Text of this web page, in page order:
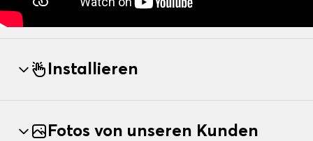
Installieren
Fotos von unseren Kunden